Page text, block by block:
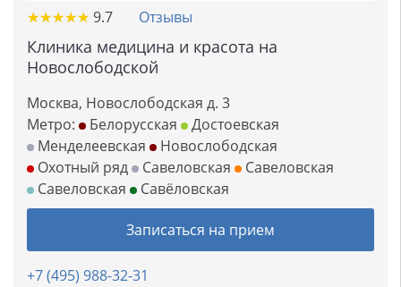
★★★★★
★★★★★ 9.7 Отзывы
Клиника медицина и красота на
Новослободской
Москва, Новослободская д. 3
Метро:
Белорусская
Достоевская
Менделеевская
Новослободская
Охотный ряд
Савеловская
Савеловская
Савеловская
Савёловская
Записаться на прием
+7 (495) 988-32-31